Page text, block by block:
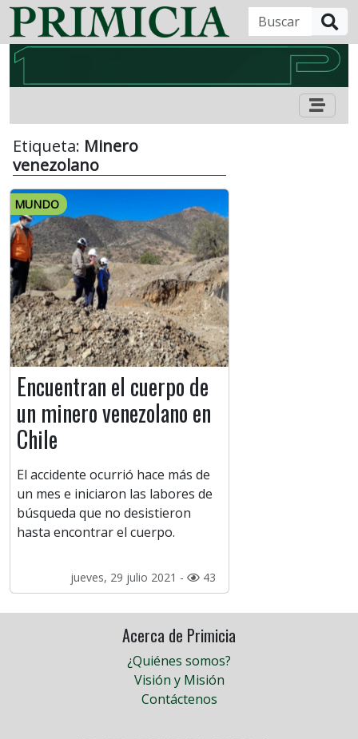
Etiqueta: Minero
venezolano
MUNDO
Encuentran el cuerpo de
un minero venezolano en
Chile
El accidente ocurrió hace más de
un mes e iniciaron las labores de
búsqueda que no desistieron
hasta encontrar el cuerpo.
jueves, 29 julio 2021 - 43
Acerca de Primicia
¿Quiénes somos?
Visión y Misión
Contáctenos